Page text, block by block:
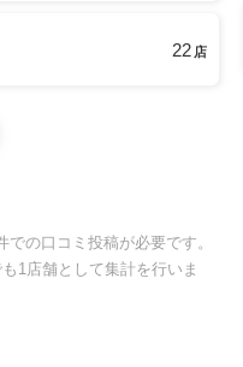
22 店
の口コミ投稿が必要です。
1店舗として集計を行いま